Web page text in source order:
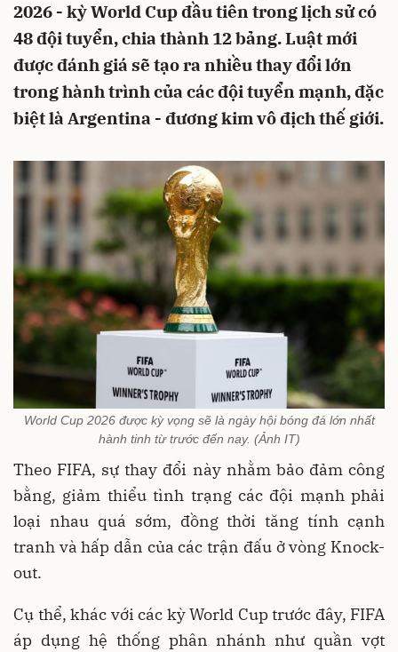
2026 - kỳ World Cup đầu tiên trong lịch sử có
48 đội tuyển, chia thành 12 bảng. Luật mới
được đánh giá sẽ tạo ra nhiều thay đổi lớn
trong hành trình của các đội tuyển mạnh, đặc
biệt là Argentina - đương kim vô địch thế giới.
World Cup 2026 được kỳ vọng sẽ là ngày hội bóng đá lớn nhất
hành tinh từ trước đến nay. (Ảnh IT)
Theo FIFA, sự thay đổi này nhằm bảo đảm công
bằng, giảm thiểu tình trạng các đội mạnh phải
loại nhau quá sớm, đồng thời tăng tính cạnh
tranh và hấp dẫn của các trận đấu ở vòng Knock-
out.
Cụ thể, khác với các kỳ World Cup trước đây, FIFA
áp dụng hệ thống phân nhánh như quần vợt